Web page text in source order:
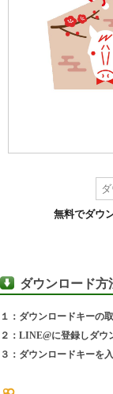
無料でダウ
ダウンロード方
１：ダウンロードキーの
２：LINE@に登録しダウ
３：ダウンロードキーを